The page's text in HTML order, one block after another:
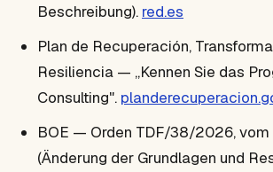
Beschreibung). red.es
Plan de Recuperación,
Resiliencia — „Kennen Sie das
Consulting".
BOE — Orden TDF/38/2026, vom
(Änderung der Grundlagen und